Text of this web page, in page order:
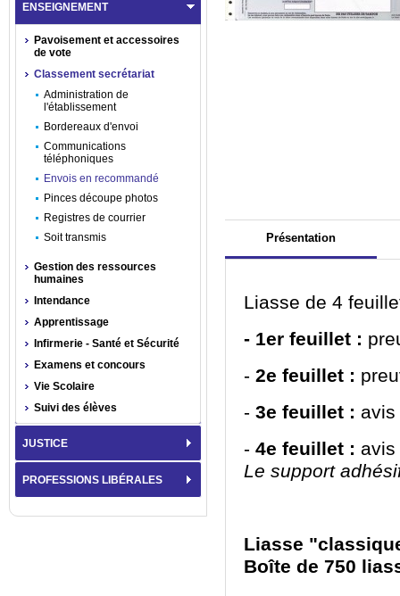
Présentation
Liasse de 4
- 1er feuillet :
- 2e feuillet :
- 3e feuillet :
- 4e feuillet :
Le support
Liasse
Boîte de 750
ENSEIGNEMENT
Pavoisement et accessoires
de vote
Classement secrétariat
Administration de
l'établissement
Bordereaux d'envoi
Communications
téléphoniques
Envois en recommandé
Pinces découpe photos
Registres de courrier
Soit transmis
Gestion des ressources
humaines
Intendance
Apprentissage
Infirmerie - Santé et Sécurité
Examens et concours
Vie Scolaire
Suivi des élèves
JUSTICE
PROFESSIONS LIBÉRALES